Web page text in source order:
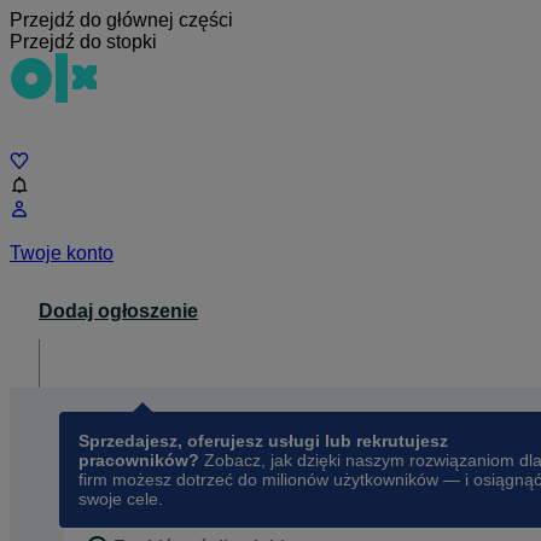
Przejdź do głównej części
Przejdź do stopki
Twoje konto
Dodaj ogłoszenie
Sprzedajesz, oferujesz usługi lub rekrutujesz
pracowników? Zobacz, jak dzięki naszym rozwiązaniom dla
firm możesz dotrzeć do milionów użytkowników — i osiągnąć
swoje cele.